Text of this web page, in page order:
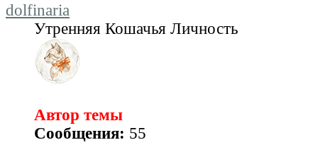
dolfinaria
Утренняя Кошачья Личность
Автор темы
Сообщения: 55